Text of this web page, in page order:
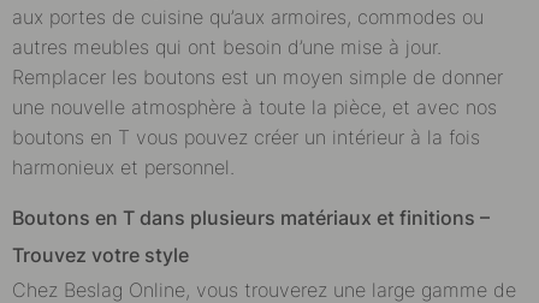
aux portes de cuisine qu’aux armoires, commodes ou
autres meubles qui ont besoin d’une mise à jour.
Remplacer les boutons est un moyen simple de donner
une nouvelle atmosphère à toute la pièce, et avec nos
boutons en T vous pouvez créer un intérieur à la fois
harmonieux et personnel.
Boutons en T dans plusieurs matériaux et finitions –
Trouvez votre style
Chez Beslag Online, vous trouverez une large gamme de